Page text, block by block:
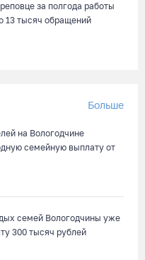
за полгода работы
13 тысяч обращений
Больше
на Вологодчине
семейную выплату от
семей Вологодчины уже
300 тысяч рублей